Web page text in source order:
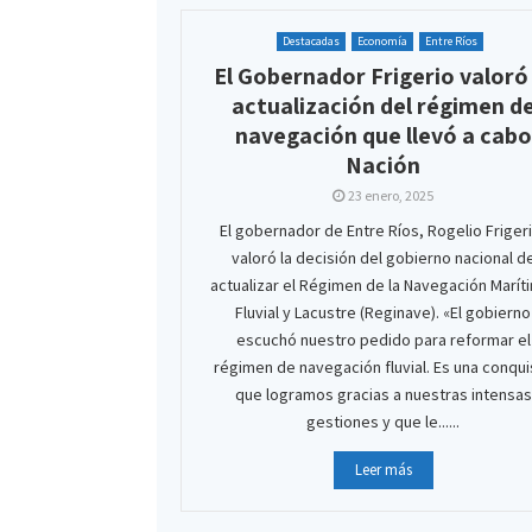
Destacadas Economía Entre Ríos
El Gobernador Frigerio valoró
actualización del régimen
navegación que llevó a cabo
Nación
23 enero, 2025
El gobernador de Entre Ríos, Rogelio
valoró la decisión del gobierno nacional
actualizar el Régimen de la Navegación
Fluvial y Lacustre (Reginave). «El gobierno
escuchó nuestro pedido para reformar el
régimen de navegación fluvial. Es una
que logramos gracias a nuestras intensas
gestiones y que le......
Leer más